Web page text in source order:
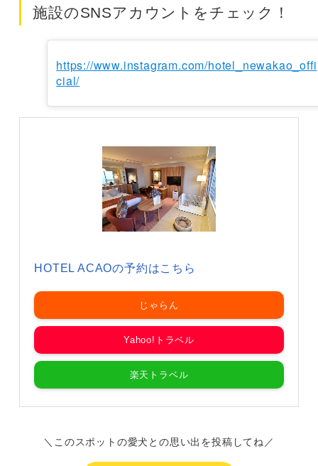
施設のSNSアカウントをチェック！
https://www.instagram.com/hotel_newakao_offi
cial/
HOTEL ACAOの予約はこちら
じゃらん
Yahoo!トラベル
楽天トラベル
＼このスポットの愛犬との思い出を投稿してね／